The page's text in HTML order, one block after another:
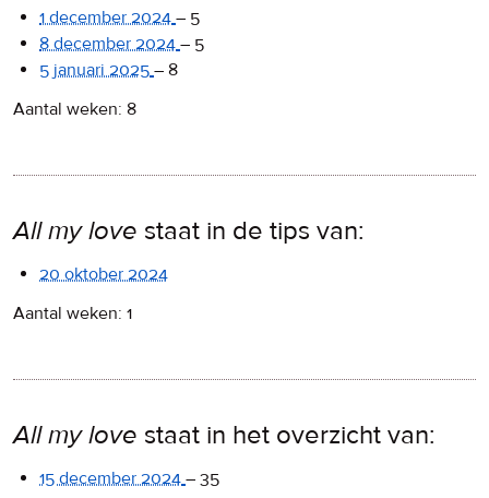
1 december 2024 – 5
8 december 2024 – 5
5 januari 2025 – 8
Aantal weken: 8
All my love staat in de tips van:
20 oktober 2024
Aantal weken: 1
All my love staat in het overzicht van:
15 december 2024 – 35